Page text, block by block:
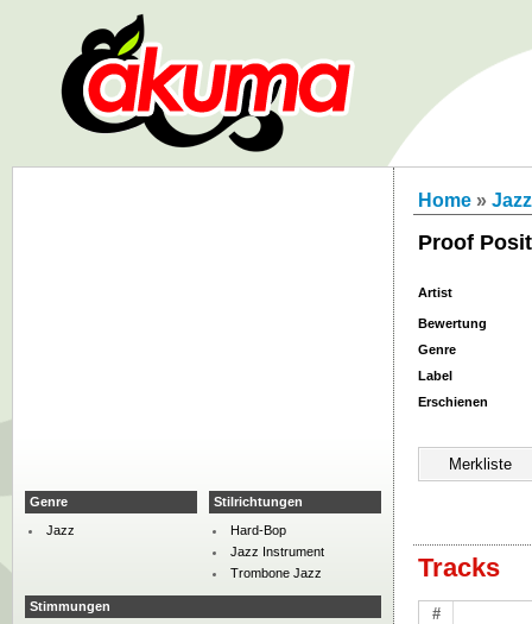
Home » Jazz
Proof
Artist
Bewertung
Genre
Label
Erschienen
Tracks
#
Genre
Jazz
Stilrichtungen
Hard-Bop
Jazz Instrument
Trombone Jazz
Stimmungen